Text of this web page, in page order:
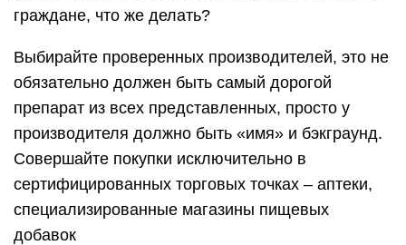
граждане, что же делать?
Выбирайте проверенных производителей, это не
обязательно должен быть самый дорогой
препарат из всех представленных, просто у
производителя должно быть «имя» и бэкграунд.
Совершайте покупки исключительно в
сертифицированных торговых точках – аптеки,
специализированные магазины пищевых
добавок